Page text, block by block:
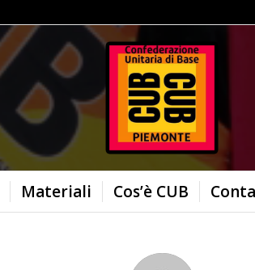
Materiali Cos’è CUB